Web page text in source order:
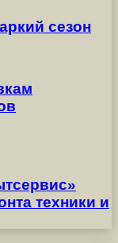
сезон
техники и